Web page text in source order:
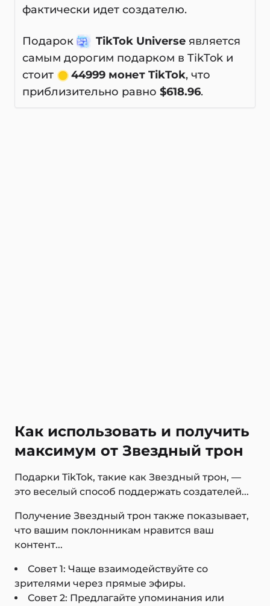
фактически идет создателю.
Подарок TikTok Universe является
самым дорогим подарком в TikTok и
стоит
44999 монет TikTok, что
приблизительно равно $618.96.
Как использовать и получить
максимум от Звездный трон
Подарки TikTok, такие как Звездный трон, —
это веселый способ поддержать создателей...
Получение Звездный трон также показывает,
что вашим поклонникам нравится ваш
контент...
Совет 1: Чаще взаимодействуйте со
зрителями через прямые эфиры.
Совет 2: Предлагайте упоминания или